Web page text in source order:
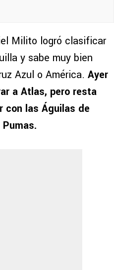
Milito logró clasificar
y sabe muy bien
Azul o América. Ayer
a Atlas, pero resta
con las Águilas de